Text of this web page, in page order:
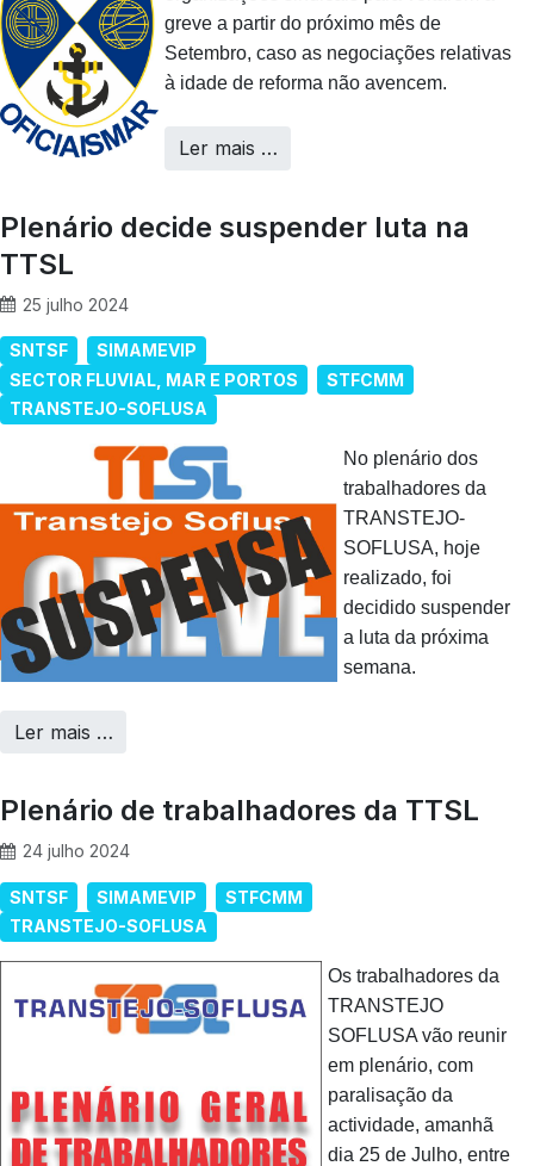
greve a partir do próximo mês de
Setembro, caso as negociações relativas
à idade de reforma não avencem.
Ler mais …
Plenário decide suspender luta na
TTSL
25 julho 2024
SNTSF
SIMAMEVIP
SECTOR FLUVIAL, MAR E PORTOS
STFCMM
TRANSTEJO-SOFLUSA
No plenário dos
trabalhadores da
TRANSTEJO-
SOFLUSA, hoje
realizado, foi
decidido suspender
a luta da próxima
semana.
Ler mais …
Plenário de trabalhadores da TTSL
24 julho 2024
SNTSF SIMAMEVIP
STFCMM
TRANSTEJO-SOFLUSA
Os trabalhadores da
TRANSTEJO
SOFLUSA vão reunir
em plenário, com
paralisação da
actividade, amanhã
dia 25 de Julho, entre